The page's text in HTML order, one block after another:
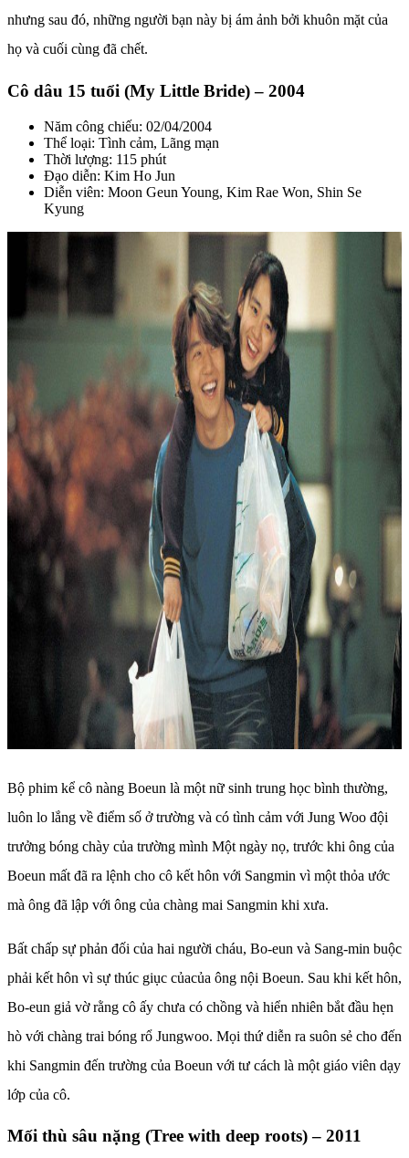
nhưng sau đó, những người bạn này bị ám ảnh bởi khuôn mặt của
họ và cuối cùng đã chết.
Cô dâu 15 tuổi (My Little Bride) – 2004
Năm công chiếu: 02/04/2004
Thể loại: Tình cảm, Lãng mạn
Thời lượng: 115 phút
Đạo diễn: Kim Ho Jun
Diễn viên: Moon Geun Young, Kim Rae Won, Shin Se
Kyung
Bộ phim kể cô nàng Boeun là một nữ sinh trung học bình thường,
luôn lo lắng về điểm số ở trường và có tình cảm với Jung Woo đội
trưởng bóng chày của trường mình Một ngày nọ, trước khi ông của
Boeun mất đã ra lệnh cho cô kết hôn với Sangmin vì một thỏa ước
mà ông đã lập với ông của chàng mai Sangmin khi xưa.
Bất chấp sự phản đối của hai người cháu, Bo-eun và Sang-min buộc
phải kết hôn vì sự thúc giục củacủa ông nội Boeun. Sau khi kết hôn,
Bo-eun giả vờ rằng cô ấy chưa có chồng và hiển nhiên bắt đầu hẹn
hò với chàng trai bóng rổ Jungwoo. Mọi thứ diễn ra suôn sẻ cho đến
khi Sangmin đến trường của Boeun với tư cách là một giáo viên dạy
lớp của cô.
Mối thù sâu nặng (Tree with deep roots) – 2011